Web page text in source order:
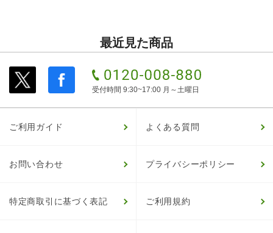
最近見た商品
受付時間 9:30~17:00 月～土曜日
ご利用ガイド よくある質問
お問い合わせ プライバシーポリシー
特定商取引に基づく表記 ご利用規約